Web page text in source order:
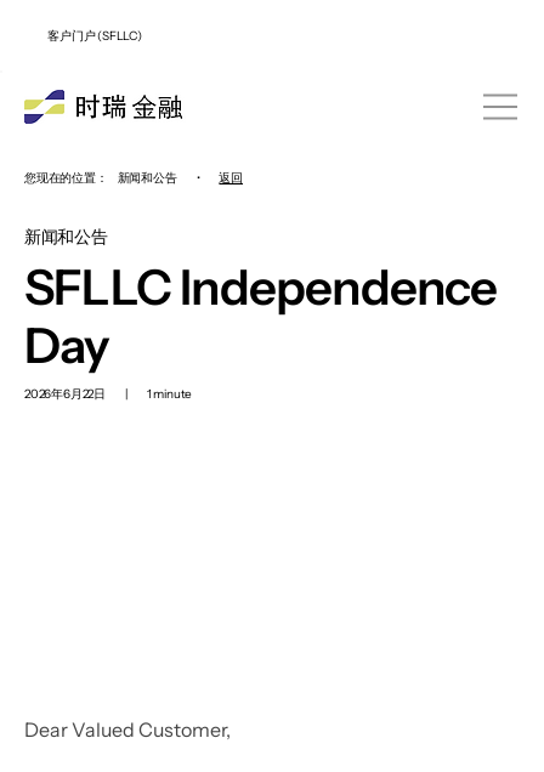
客户门户 (SFLLC)
您现在的位置： 新闻和公告 • 返回
新闻和公告
SFLLC Independence
Day
2026年6月22日 | 1 minute
Dear Valued Customer,